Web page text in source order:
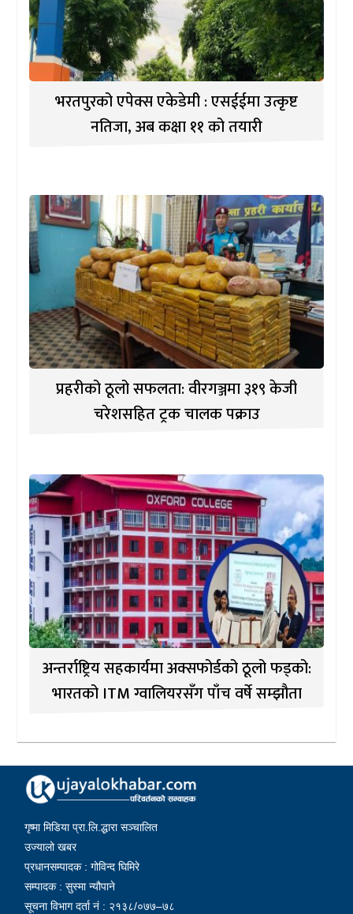
भरतपुरको एपेक्स एकेडेमी : एसईईमा उत्कृष्ट
नतिजा, अब कक्षा ११ को तयारी
प्रहरीको ठूलो सफलता: वीरगञ्जमा ३१९ केजी
चरेशसहित ट्रक चालक पक्राउ
अन्तर्राष्ट्रिय सहकार्यमा अक्सफोर्डको ठूलो फड्को:
भारतको ITM ग्वालियरसँग पाँच वर्षे सम्झौता
गृष्मा मिडिया प्रा.लि.द्धारा सञ्चालित
उज्यालो खबर
प्रधानसम्पादक : गोविन्द घिमिरे
सम्पादक : सुस्मा न्यौपाने
सूचना विभाग दर्ता नं : २१३८/०७७–७८